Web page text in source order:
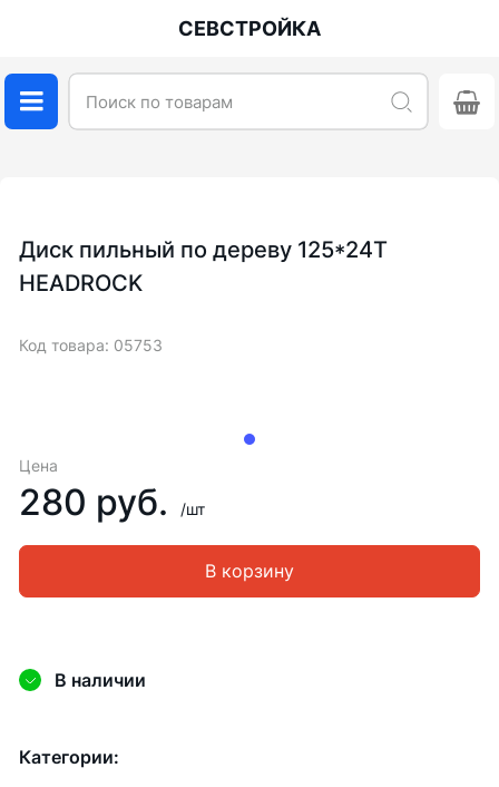
СЕВСТРОЙКА
Цена
280 руб. /шт
В корзину
Диск пильный по дереву 125*24Т
HEADROCK
Код товара: 05753
Категории:
В наличии